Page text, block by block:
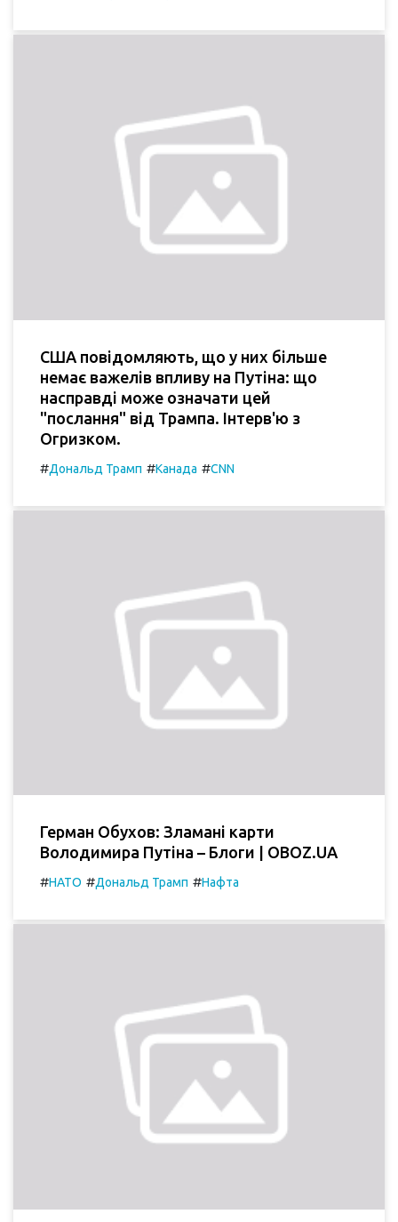
США повідомляють, що у них більше
немає важелів впливу на Путіна: що
насправді може означати цей
"послання" від Трампа. Інтерв'ю з
Огризком.
#Дональд Трамп #Канада #CNN
Герман Обухов: Зламані карти
Володимира Путіна – Блоги | OBOZ.UA
#НАТО #Дональд Трамп #Нафта